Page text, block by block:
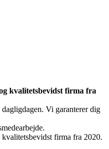
kvalitetsbevidst firma fra
Vi garanterer dig
firma fra 2020.